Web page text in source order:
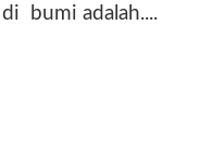
bumi adalah....